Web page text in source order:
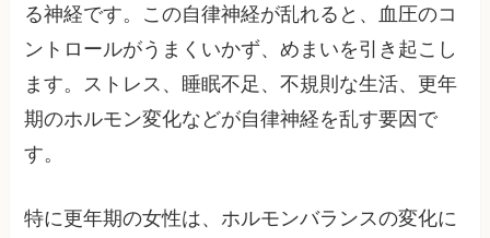
る神経です。この自律神経が乱れると、血圧のコ
ントロールがうまくいかず、めまいを引き起こし
ます。ストレス、睡眠不足、不規則な生活、更年
期のホルモン変化などが自律神経を乱す要因で
す。
特に更年期の女性は、ホルモンバランスの変化に